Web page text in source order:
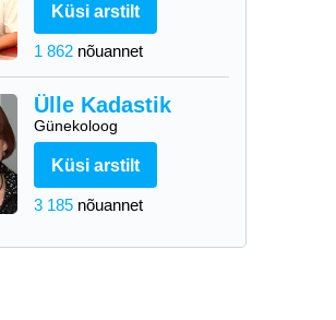
Küsi arstilt
1 862 nõuannet
Ülle Kadastik
Günekoloog
Küsi arstilt
3 185 nõuannet